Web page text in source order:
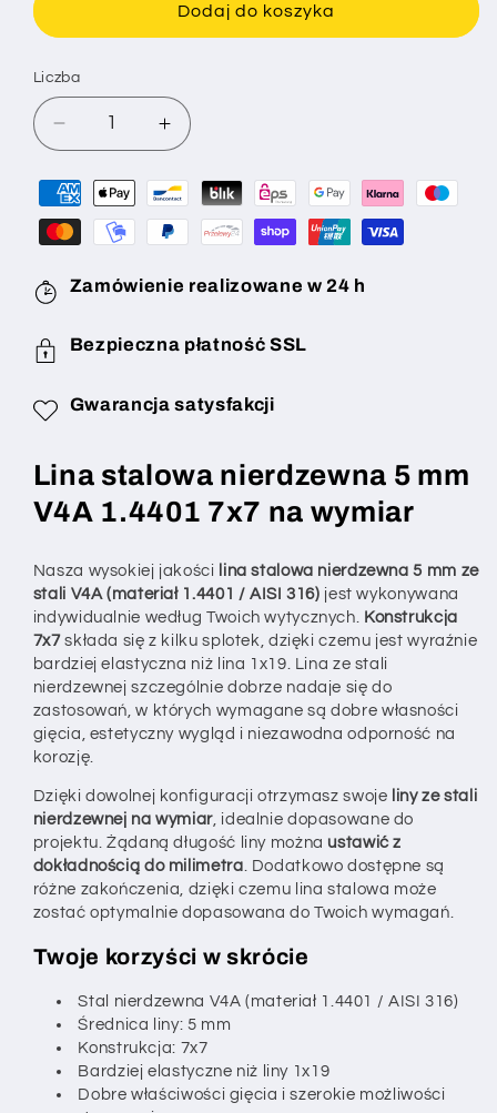
Dodaj do koszyka
Liczba
Zmniejsz
ilość
dla
Lina
stalowa
7x7
V4A
na
wymiar
–
Zwiększ
ilość
dla
Lina
stalowa
5
7x7
V4A
na
wymiar
–
Zamówienie realizowane w 24 h
Bezpieczna płatność SSL
Gwarancja satysfakcji
Lina stalowa nierdzewna 5 mm
V4A 1.4401 7x7 na wymiar
Nasza wysokiej jakości lina stalowa nierdzewna 5 mm ze
stali V4A (materiał 1.4401 / AISI 316) jest wykonywana
indywidualnie według Twoich wytycznych. Konstrukcja
7x7składa się z kilku splotek, dzięki czemu jest wyraźnie
bardziej elastyczna niż lina 1x19. Lina ze stali
nierdzewnej szczególnie dobrze nadaje się do
zastosowań, w których wymagane są dobre własności
gięcia, estetyczny wygląd i niezawodna odporność na
korozję.
Dzięki dowolnej konfiguracji otrzymasz swoje liny ze stali
nierdzewnej na wymiar, idealnie dopasowane do
projektu. Żądaną długość liny można ustawić z
dokładnością do milimetra. Dodatkowo dostępne są
różne zakończenia, dzięki czemu lina stalowa może
zostać optymalnie dopasowana do Twoich wymagań.
Twoje korzyści w skrócie
Stal nierdzewna V4A (materiał 1.4401 / AISI 316)
Średnica liny: 5 mm
Konstrukcja: 7x7
Bardziej elastyczne niż liny 1x19
Dobre właściwości gięcia i szerokie możliwości